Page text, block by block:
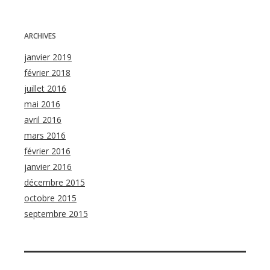
ARCHIVES
janvier 2019
février 2018
juillet 2016
mai 2016
avril 2016
mars 2016
février 2016
janvier 2016
décembre 2015
octobre 2015
septembre 2015